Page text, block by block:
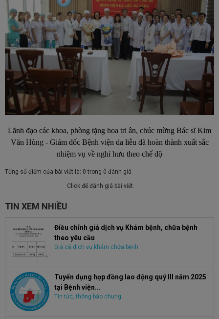
Lãnh đạo các khoa, phòng tặng hoa tri ân, chúc mừng Bác sĩ Kim
Văn Hùng - Giám đốc Bệnh viện da liễu đã hoàn thành xuất sắc
nhiệm vụ về nghỉ hưu theo chế độ
Tổng số điểm của bài viết là: 0 trong 0 đánh giá
Click để đánh giá bài viết
TIN XEM NHIỀU
Điều chỉnh giá dịch vụ Khám bệnh, chữa bệnh
theo yêu cầu
Giá cả dịch vụ khám chữa bệnh
Tuyển dụng hợp đồng lao động quý III năm 2025
tại Bệnh viện...
Tin tức, thông báo chung